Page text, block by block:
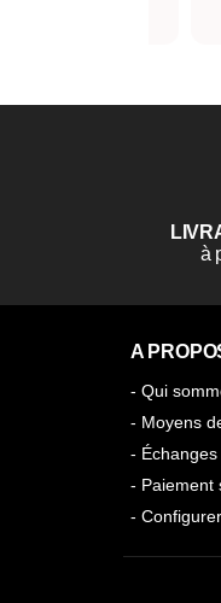
à
A
- Qui
- Moyens
-
- Paiement
-